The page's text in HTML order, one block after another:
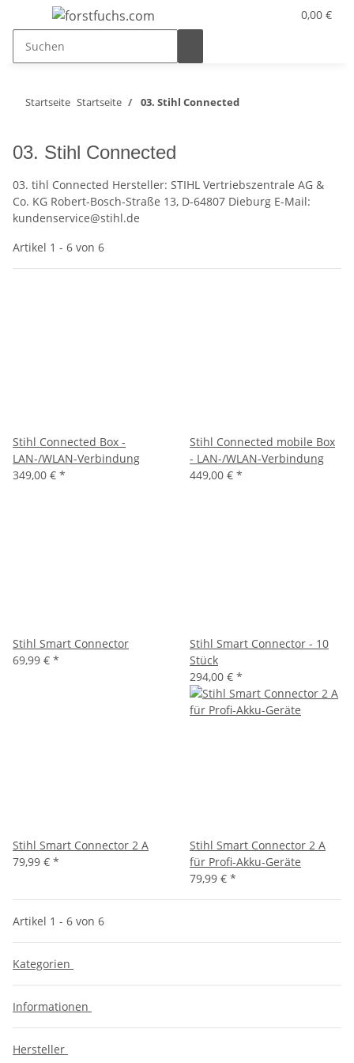
0,00 €
Startseite Startseite 03. Stihl Connected
03. Stihl Connected
03. tihl Connected Hersteller: STIHL Vertriebszentrale AG &
Co. KG Robert-Bosch-Straße 13, D-64807 Dieburg E-Mail:
kundenservice@stihl.de
Artikel 1 - 6 von 6
Stihl Connected Box -
LAN-/WLAN-Verbindung
349,00 € *
Stihl Connected mobile Box
- LAN-/WLAN-Verbindung
449,00 € *
Stihl Smart Connector
69,99 € *
Stihl Smart Connector - 10
Stück
294,00 € *
Stihl Smart Connector 2 A
79,99 € *
Stihl Smart Connector 2 A
für Profi-Akku-Geräte
79,99 € *
Artikel 1 - 6 von 6
Kategorien
Informationen
Hersteller